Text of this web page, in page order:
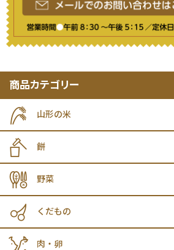
商品カテゴリー
山形の米
餅
野菜
くだもの
肉・卵